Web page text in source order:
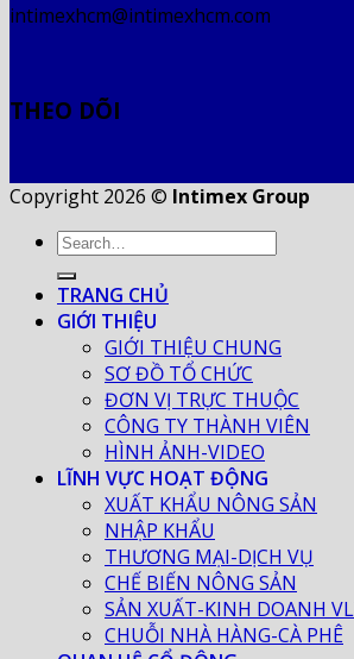
intimexhcm@intimexhcm.com
THEO DÕI
Copyright 2026 © Intimex Group
TRANG CHỦ
GIỚI THIỆU
GIỚI THIỆU CHUNG
SƠ ĐỒ TỔ CHỨC
ĐƠN VỊ TRỰC THUỘC
CÔNG TY THÀNH VIÊN
HÌNH ẢNH-VIDEO
LĨNH VỰC HOẠT ĐỘNG
XUẤT KHẨU NÔNG SẢN
NHẬP KHẨU
THƯƠNG MẠI-DỊCH VỤ
CHẾ BIẾN NÔNG SẢN
SẢN XUẤT-KINH DOANH
CHUỖI NHÀ HÀNG-CÀ PHÊ